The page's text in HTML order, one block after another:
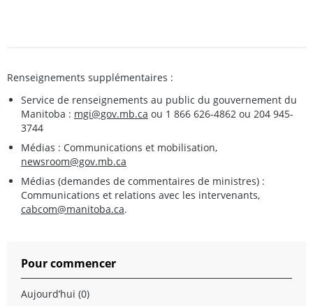
Renseignements supplémentaires :
Service de renseignements au public du gouvernement du
Manitoba : mgi@gov.mb.ca ou 1 866 626-4862 ou 204 945-
3744
Médias : Communications et mobilisation,
newsroom@gov.mb.ca
Médias (demandes de commentaires de ministres) :
Communications et relations avec les intervenants,
cabcom@manitoba.ca.
Pour commencer
Aujourd’hui (0)